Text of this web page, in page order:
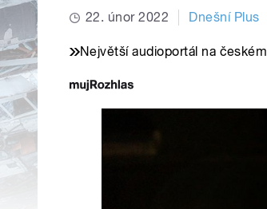
22. únor 2022 Dnešní Plus
Největší audioportál na